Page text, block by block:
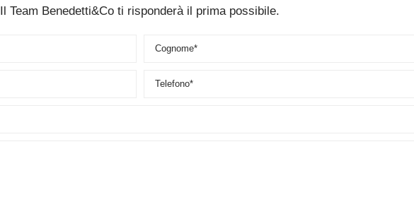
Il Team Benedetti&Co ti risponderà il prima possibile.